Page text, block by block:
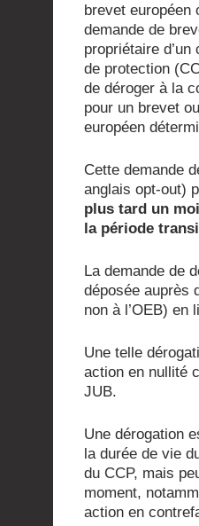
brevet européen
demande de
propriétaire
de protection
de déroger à la
pour un brevet
européen
Cette demande
anglais opt-out)
plus tard un
la période
La demande de
déposée auprès
non à l’OEB) en
Une telle
action en nullité
JUB.
Une dérogation
la durée de vie
du CCP, mais
moment,
action en